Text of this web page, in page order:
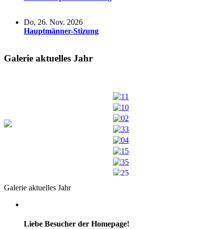
Do, 26. Nov. 2026
Hauptmänner-Stizung
Galerie aktuelles Jahr
Galerie aktuelles Jahr
Liebe Besucher der Homepage!